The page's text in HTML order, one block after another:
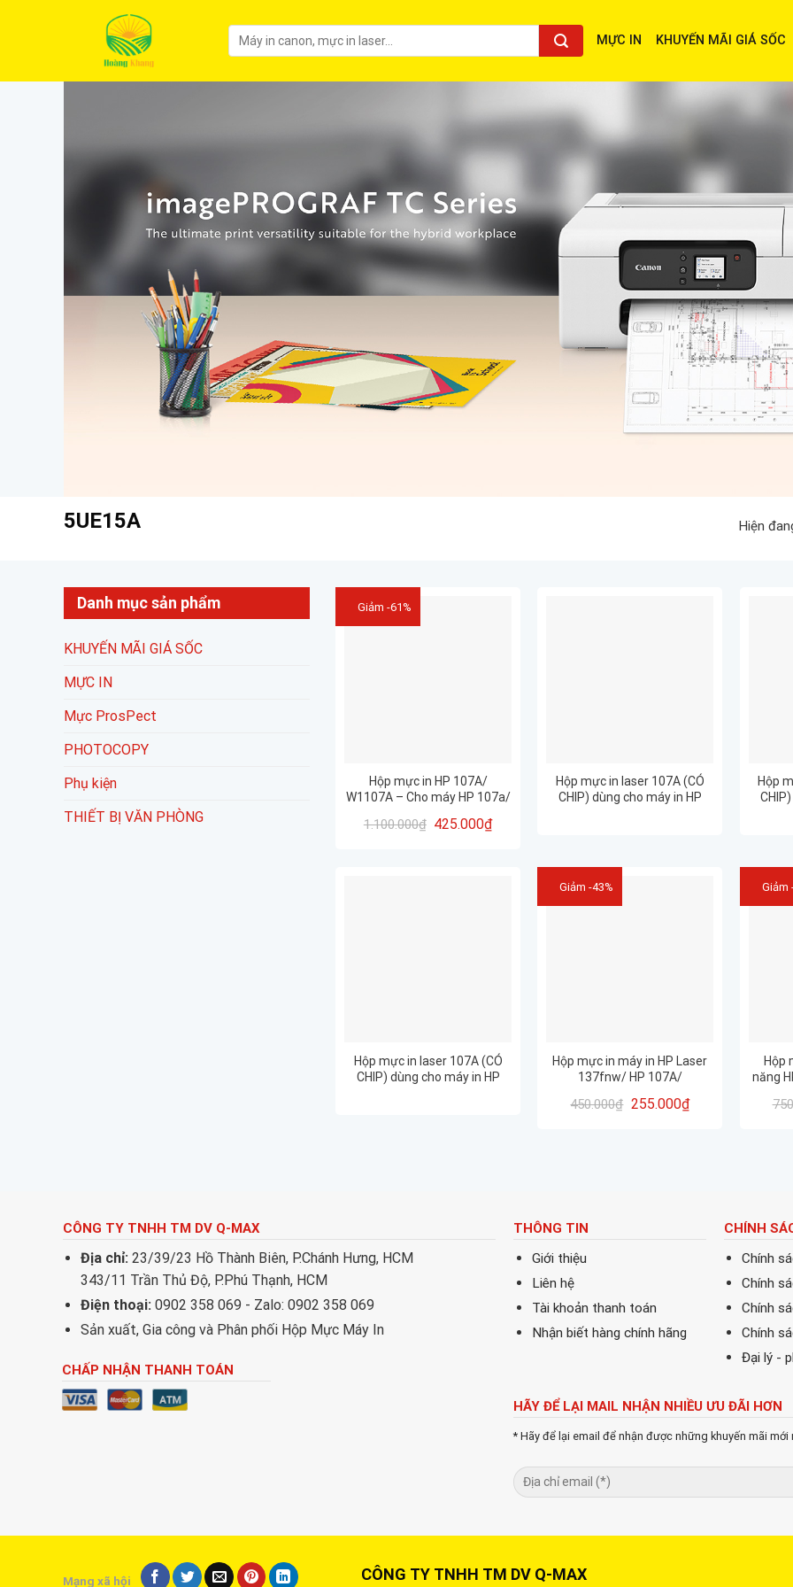
MỰC IN KHUYẾN MÃI GIÁ SỐC
5UE15A Hiện
Danh mục sản phẩm
KHUYẾN MÃI GIÁ SỐC
MỰC IN
Mực ProsPect
PHOTOCOPY
Phụ kiện
THIẾT BỊ VĂN PHÒNG
Giảm -61%
Hộp mực in HP 107A/
W1107A – Cho máy HP 107a/
1.100.000₫ 425.000₫
Hộp mực in laser 107A (CÓ
CHIP) dùng cho máy in HP
Hộp
Hộp mực in laser 107A (CÓ
CHIP) dùng cho máy in HP
Giảm -43%
Hộp mực in máy in HP Laser
137fnw/ HP 107A/
450.000₫ 255.000₫
Giảm
Hộp
năng
CÔNG TY TNHH TM DV Q-MAX
Địa chỉ: 23/39/23 Hồ Thành Biên, P.Chánh Hưng, HCM
343/11 Trần Thủ Độ, P.Phú Thạnh, HCM
Điện thoại: 0902 358 069 - Zalo: 0902 358 069
Sản xuất, Gia công và Phân phối Hộp Mực Máy In
CHẤP NHẬN THANH TOÁN
THÔNG TIN
Giới thiệu
Liên hệ
Tài khoản thanh toán
Nhận biết hàng chính hãng
CHÍNH
Chính
Chính
Chính
Chính
Đại lý -
HÃY ĐỂ LẠI MAIL NHẬN NHIỀU ƯU ĐÃI HƠN
* Hãy để lại email để nhận được những khuyến mãi mới
Mạng xã hội CÔNG TY TNHH TM DV Q-MAX